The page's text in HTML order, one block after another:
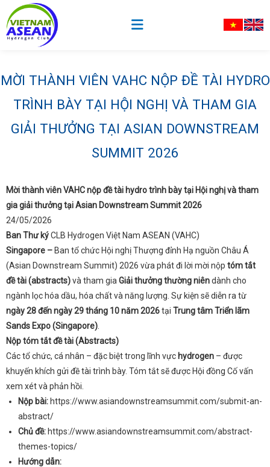
MỜI THÀNH VIÊN VAHC NỘP ĐỀ TÀI HYDRO
TRÌNH BÀY TẠI HỘI NGHỊ VÀ THAM GIA
GIẢI THƯỞNG TẠI ASIAN DOWNSTREAM
SUMMIT 2026
Mời thành viên VAHC nộp đề tài hydro trình bày tại Hội nghị và tham
gia giải thưởng tại Asian Downstream Summit 2026
24/05/2026
Ban Thư kýCLB Hydrogen Việt Nam ASEAN (VAHC)
Singapore – Ban tổ chức Hội nghị Thượng đỉnh Hạ nguồn Châu Á
(Asian Downstream Summit) 2026 vừa phát đi lời mời nộp tóm tắt
đề tài (abstracts)và tham gia Giải thưởng thường niêndành cho
ngành lọc hóa dầu, hóa chất và năng lượng. Sự kiện sẽ diễn ra từ
ngày 28 đến ngày 29 tháng 10 năm 2026tại Trung tâm Triển lãm
Sands Expo (Singapore)
Nộp tóm tắt đề tài (Abstracts)
Các tổ chức, cá nhân – đặc biệt trong lĩnh vực hydrogen – được
khuyến khích gửi đề tài trình bày. Tóm tắt sẽ được Hội đồng Cố vấn
xem xét và phản hồi.
Nộp bài: https://www.asiandownstreamsummit.com/submit-an-
abstract/
Chủ đề: https://www.asiandownstreamsummit.com/abstract-
themes-topics/
Hướng dẫn: